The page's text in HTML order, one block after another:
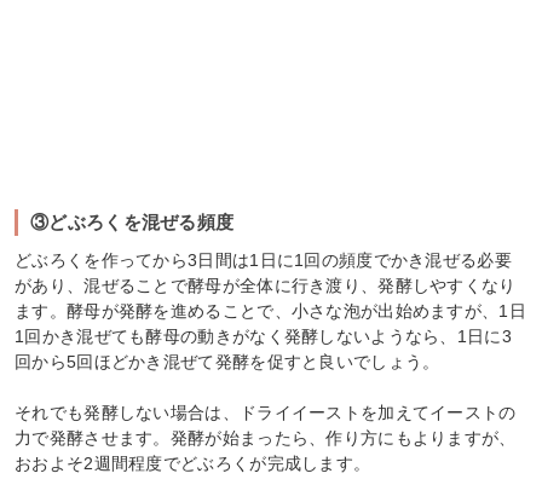
③どぶろくを混ぜる頻度
どぶろくを作ってから3日間は1日に1回の頻度でかき混ぜる必要
があり、混ぜることで酵母が全体に行き渡り、発酵しやすくなり
ます。酵母が発酵を進めることで、小さな泡が出始めますが、1日
1回かき混ぜても酵母の動きがなく発酵しないようなら、1日に3
回から5回ほどかき混ぜて発酵を促すと良いでしょう。
それでも発酵しない場合は、ドライイーストを加えてイーストの
力で発酵させます。発酵が始まったら、作り方にもよりますが、
おおよそ2週間程度でどぶろくが完成します。